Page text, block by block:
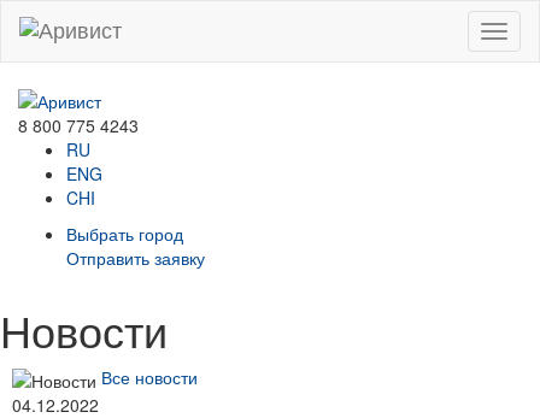
Menu
8 800 775 4243
RU
ENG
CHI
Выбрать город
Отправить заявку
Новости
Все новости
04.12.2022